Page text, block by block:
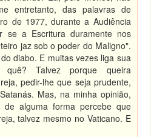
entretanto, das palavras de
de 1977, durante a Audiência
se a Escritura duramente nos
jaz sob o poder do Maligno".
diabo. E muitas vezes liga sua
Talvez porque queira
pedir-lhe que seja prudente,
Mas, na minha opinião,
alguma forma percebe que
talvez mesmo no Vaticano. E